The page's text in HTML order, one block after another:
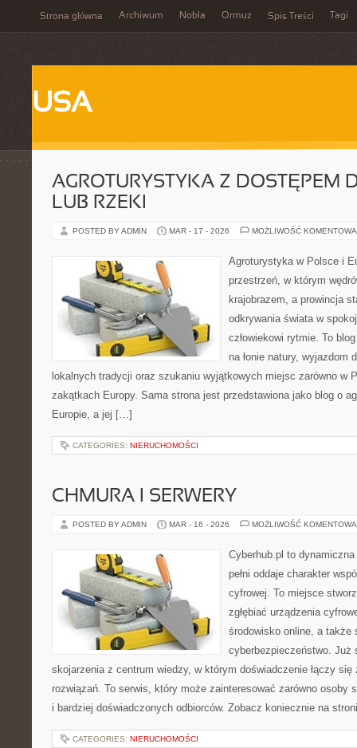
Strona główna Archiwum Nobla Ormuz Spis Treści Tagi
USA
AGROTURYSTYKA Z DOSTĘPEM
LUB RZEKI
POSTED BY ADMIN MAR - 17 - 2026 MOŻLIWOŚĆ
Agroturystyka w Polsce i
przestrzeń, w którym
krajobrazem, a prowincja
odkrywania świata w
człowiekowi rytmie. To
na łonie natury, wyjazdom
lokalnych tradycji oraz szukaniu wyjątkowych miejsc zarówno w
zakątkach Europy. Sama strona jest przedstawiona jako blog o
Europie, a jej […]
CATEGORIES: NIERUCHOMOŚCI
CHMURA I SERWERY
POSTED BY ADMIN MAR - 16 - 2026 MOŻLIWOŚĆ
Cyberhub.pl to
pełni oddaje charakter
cyfrowej. To miejsce
zgłębiać urządzenia
środowisko online, a także
cyberbezpieczeństwo. Już
skojarzenia z centrum wiedzy, w którym doświadczenie łączy
rozwiązań. To serwis, który może zainteresować zarówno osoby
i bardziej doświadczonych odbiorców. Zobacz koniecznie na
CATEGORIES: NIERUCHOMOŚCI